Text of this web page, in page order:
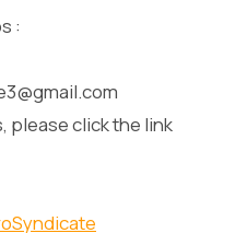
:
please click the link